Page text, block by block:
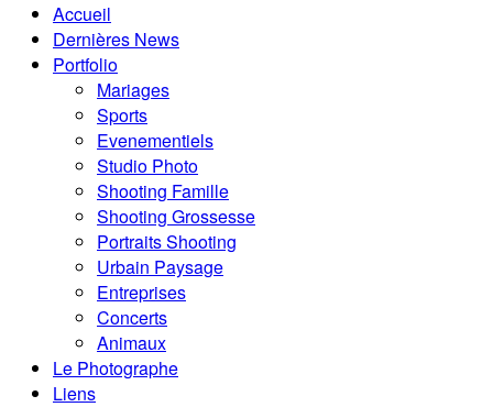
Accueil
Dernières News
Portfolio
Mariages
Sports
Evenementiels
Studio Photo
Shooting Famille
Shooting Grossesse
Portraits Shooting
Urbain Paysage
Entreprises
Concerts
Animaux
Le Photographe
Liens